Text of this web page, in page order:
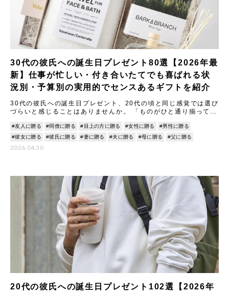
30代の彼氏への誕生日プレゼント80選【2026年最
新】仕事が忙しい・付き合いたてでも喜ばれる状
況別・予算別の実用的でセンスあるギフトを紹介
30代の彼氏への誕生日プレゼント、20代の頃と同じ感覚では選び
づらいと感じることはありませんか。 「ものがひと通り揃ってい
#友人に贈る #同僚に贈る #目上の方に贈る #女性に贈る
#男性に贈る
#彼女に贈る
#彼氏に贈る #妻に贈る #夫に贈る #母に贈る #父に贈る
2026.04.30
20代の彼氏への誕生日プレゼント102選【2026年